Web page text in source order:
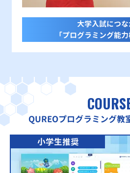
大学入試につな
「プログラミング能
QUREOプログラミング教
小学生推奨